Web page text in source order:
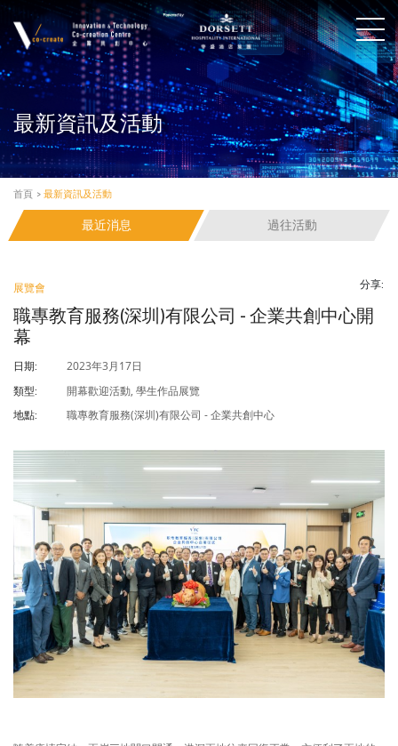
最新資訊及活動
首頁 > 最新資訊及活動
最近消息 過往活動
展覽會 分享:
職專教育服務(深圳)有限公司 - 企業共創中心開
幕
日期: 2023年3月17日
類型: 開幕歡迎活動, 學生作品展覽
地點: 職專教育服務(深圳)有限公司 - 企業共創中心